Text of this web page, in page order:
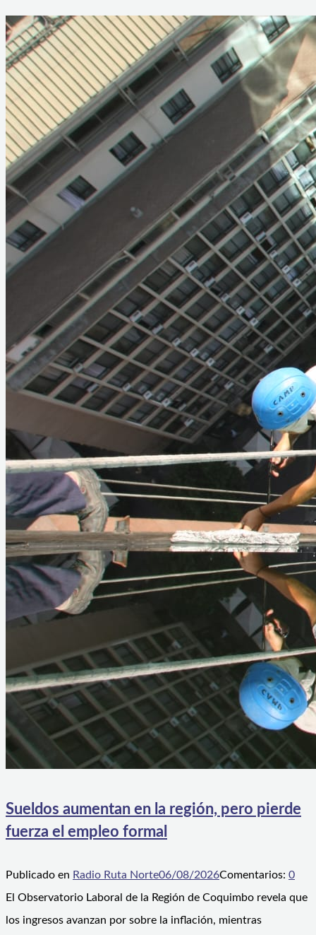
Sueldos aumentan en la región, pero pierde
fuerza el empleo formal
Publicado en Radio Ruta Norte06/08/2026Comentarios: 0
El Observatorio Laboral de la Región de Coquimbo revela que
los ingresos avanzan por sobre la inflación, mientras